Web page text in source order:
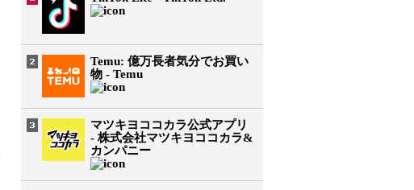
Temu: 億万長者気分でお買い
物 - Temu
マツキヨココカラ公式アプリ
- 株式会社マツキヨココカラ&
カンパニー